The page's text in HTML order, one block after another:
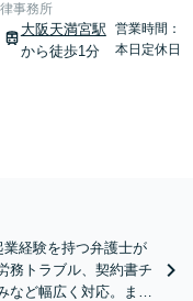
事務所
大阪天満宮駅
から徒歩1分
営業時間：
本日定休日
業経験を持つ弁護士が
務トラブル、契約書チ
など幅広く対応。まず